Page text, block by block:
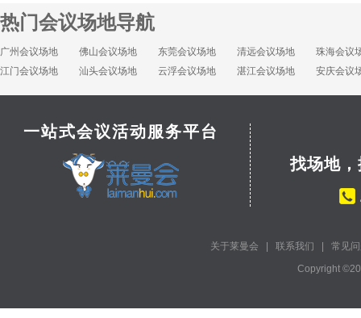
热门会议场地导航
广州会议场地 佛山会议场地 东莞会议场地 清远会议场地
珠海会议
江门会议场地
汕头会议场地 云浮会议场地 湛江会议场地 安庆会议
一站式会议活动服务平台
找场地
关于莱曼会 联系我们
常见
Copyright